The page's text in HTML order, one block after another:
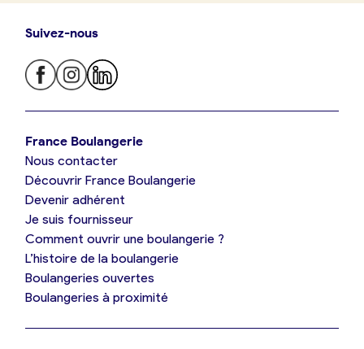
Je trouve ma boulangerie
Je suis boulanger
Je découvre France Boulangerie
Mes tarifs
Suivez-nous
France Boulangerie
Nous contacter
Découvrir France Boulangerie
Devenir adhérent
Je suis fournisseur
Comment ouvrir une boulangerie ?
L’histoire de la boulangerie
Boulangeries ouvertes
Boulangeries à proximité